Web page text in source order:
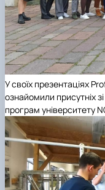
У своїх презентаціях
ознайомили присутніх
програм університету